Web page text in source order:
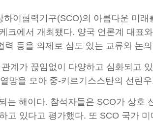
이협력기구(SCO)의 아름다운 미
크에서 개최됐다. 양국 언론계 대표
력 등을 의제로 심도 있는 교류와 논
계가 끊임없이 다양하고 심화되고
망을 모아 중-키르기스스탄의 선린
는 해이다. 참석자들은 SCO가 상호
고 있다고 평가했다. 또 SCO 국가